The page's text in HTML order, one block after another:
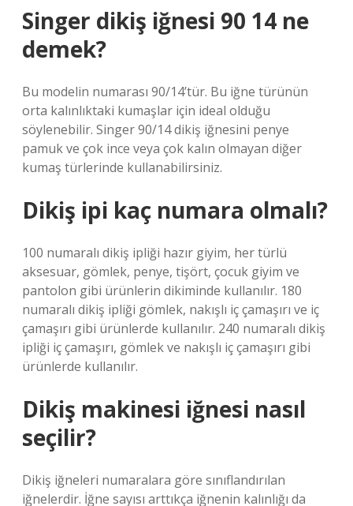
Singer dikiş iğnesi 90 14 ne
demek?
Bu modelin numarası 90/14’tür. Bu iğne türünün
orta kalınlıktaki kumaşlar için ideal olduğu
söylenebilir. Singer 90/14 dikiş iğnesini penye
pamuk ve çok ince veya çok kalın olmayan diğer
kumaş türlerinde kullanabilirsiniz.
Dikiş ipi kaç numara olmalı?
100 numaralı dikiş ipliği hazır giyim, her türlü
aksesuar, gömlek, penye, tişört, çocuk giyim ve
pantolon gibi ürünlerin dikiminde kullanılır. 180
numaralı dikiş ipliği gömlek, nakışlı iç çamaşırı ve iç
çamaşırı gibi ürünlerde kullanılır. 240 numaralı dikiş
ipliği iç çamaşırı, gömlek ve nakışlı iç çamaşırı gibi
ürünlerde kullanılır.
Dikiş makinesi iğnesi nasıl
seçilir?
Dikiş iğneleri numaralara göre sınıflandırılan
iğnelerdir. İğne sayısı arttıkça iğnenin kalınlığı da